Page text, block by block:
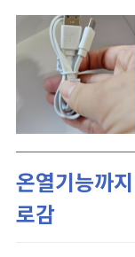
온열기능까
로감